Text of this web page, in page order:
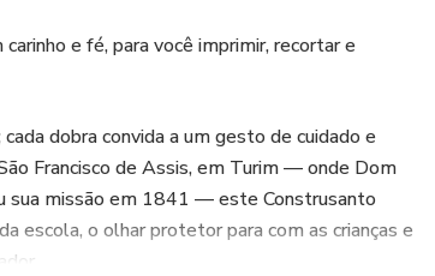
e fé, para você imprimir, recortar e
dobra convida a um gesto de cuidado e
Francisco de Assis, em Turim — onde Dom
sua missão em 1841 — este Construsanto
escola, o olhar protetor para com as crianças e